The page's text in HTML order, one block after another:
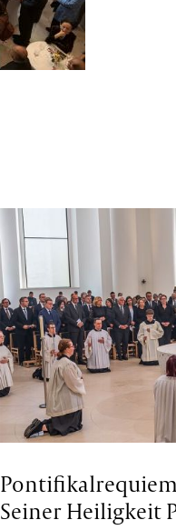
Seiner Heiligkeit